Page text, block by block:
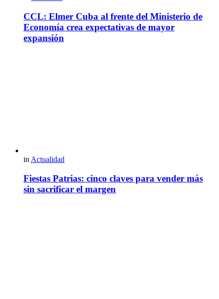
CCL: Elmer Cuba al frente del Ministerio de
Economía crea expectativas de mayor
expansión
in Actualidad
Fiestas Patrias: cinco claves para vender más
sin sacrificar el margen